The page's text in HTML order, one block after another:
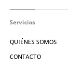
Servicios
QUIÉNES SOMOS
CONTACTO